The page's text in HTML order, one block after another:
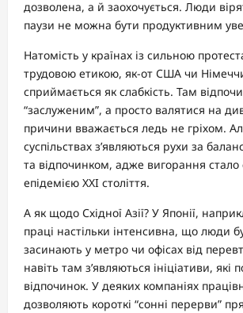
дозволена, а й заохочується. Люди
паузи не можна бути продуктивним
Натомість у країнах із сильною
трудовою етикою, як-от США чи
сприймається як слабкість. Там
“заслуженим”, а просто валятися на
причини вважається ледь не гріхом.
суспільствах з’являються рухи за
та відпочинком, адже вигорання
епідемією XXI століття.
А як щодо Східної Азії? У Японії,
праці настільки інтенсивна, що люди
засинають у метро чи офісах від
навіть там з’являються ініціативи, які
відпочинок. У деяких компаніях
дозволяють короткі “сонні перерви”